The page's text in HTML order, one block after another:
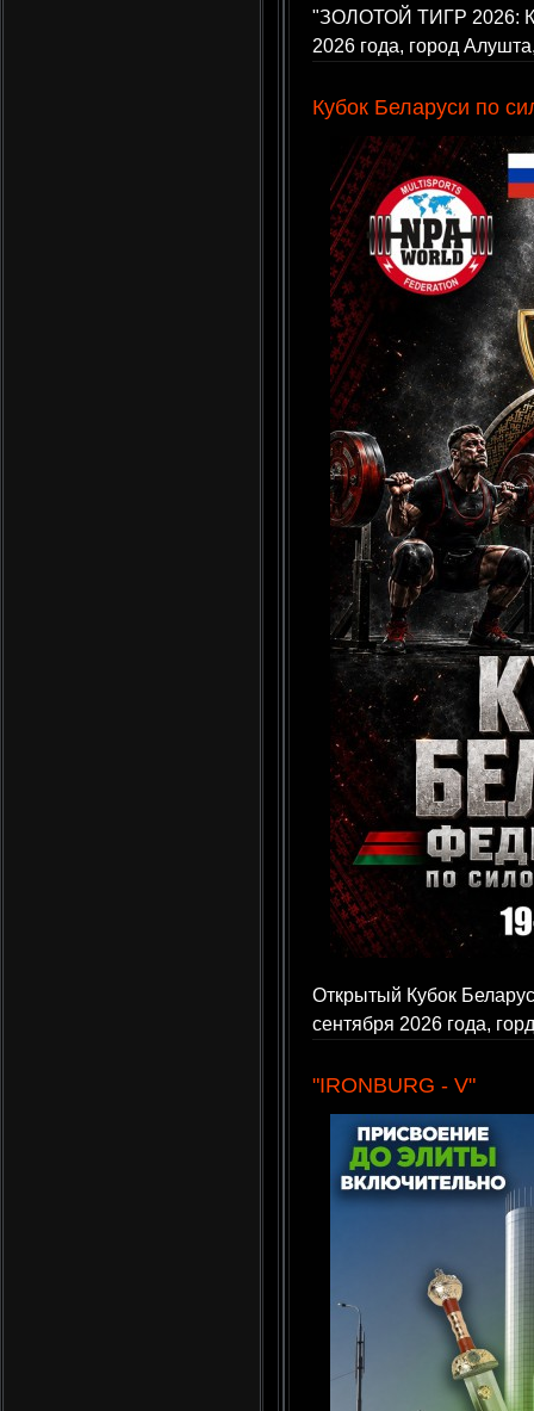
"ЗОЛОТОЙ ТИГР 2026:
2026 года, город
Кубок Беларуси по
Открытый Кубок
сентября 2026 года,
"IRONBURG - V"